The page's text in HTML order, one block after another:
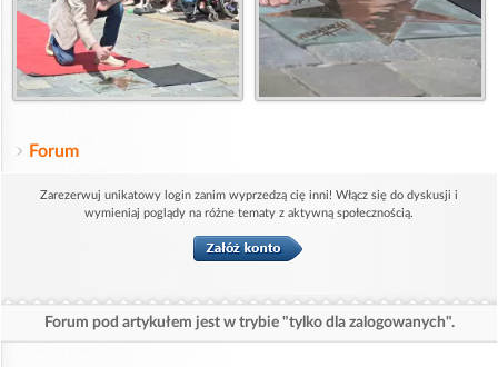
Forum
Zarezerwuj unikatowy login zanim wyprzedzą cię inni! Włącz się do dyskusji i
wymieniaj poglądy na różne tematy z aktywną społecznością.
Forum pod artykułem jest w trybie "tylko dla zalogowanych".